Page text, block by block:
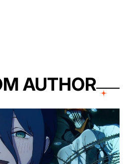
AUTHOR